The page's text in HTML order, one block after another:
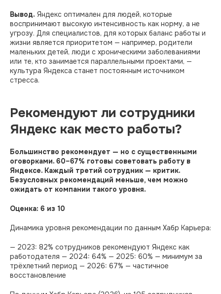
Вывод. Яндекс оптимален для людей, которые
воспринимают высокую интенсивность как норму, а не
угрозу. Для специалистов, для которых баланс работы и
жизни является приоритетом — например, родители
маленьких детей, люди с хроническими заболеваниями
или те, кто занимается параллельными проектами, —
культура Яндекса станет постоянным источником
стресса.
Рекомендуют ли сотрудники
Яндекс как место работы?
Большинство рекомендует — но с существенными
оговорками. 60–67% готовы советовать работу в
Яндексе. Каждый третий сотрудник — критик.
Безусловных рекомендаций меньше, чем можно
ожидать от компании такого уровня.
Оценка: 6 из 10
Динамика уровня рекомендации по данным Хабр Карьера:
— 2023: 82% сотрудников рекомендуют Яндекс как
работодателя — 2024: 64% — 2025: 60% — минимум за
трёхлетний период — 2026: 67% — частичное
восстановление